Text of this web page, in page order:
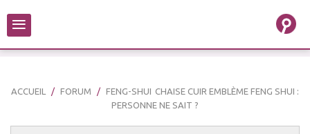
≡
ACCUEIL FORUM FENG-SHUI CHAISE CUIR EMBLÈME FENG SHUI :
PERSONNE NE SAIT ?